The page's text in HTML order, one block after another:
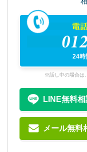
電
24時
※話し中の場合は
LINE無料
メール無料